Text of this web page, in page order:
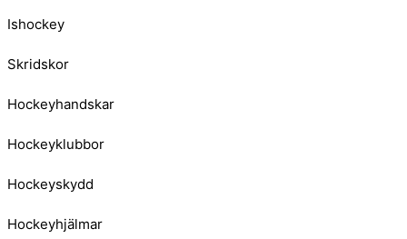
Ishockey
Skridskor
Hockeyhandskar
Hockeyklubbor
Hockeyskydd
Hockeyhjälmar